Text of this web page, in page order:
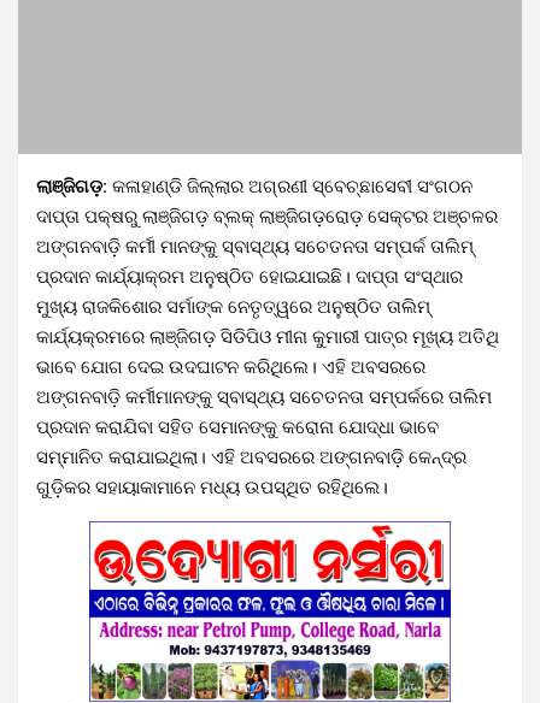
ଲାଞ୍ଜିଗଡ଼: କଳାହାଣ୍ଡି ଜିଲ୍ଲାର ଅଗ୍ରଣୀ ସ୍ବେଚ୍ଛାସେବୀ ସଂଗଠନ
ଦାପ୍ତା ପକ୍ଷରୁ ଲାଞ୍ଜିଗଡ଼ ବ୍ଲକ୍ ଲାଞ୍ଜିଗଡ଼ରୋଡ଼ ସେକ୍ଟର ଅଞ୍ଚଳର
ଅଙ୍ଗନବାଡ଼ି କର୍ମୀ ମାନଙ୍କୁ ସ୍ବାସ୍ଥ୍ୟ ସଚେତନତା ସମ୍ପର୍କ ତାଲିମ୍
ପ୍ରଦାନ କାର୍ଯ୍ୟାକ୍ରମ ଅନୁଷ୍ଠିତ ହୋଇଯାଇଛି। ଦାପ୍ତା ସଂସ୍ଥାର
ମୁଖ୍ୟ ରାଜକିଶୋର ସର୍ମାଙ୍କ ନେତୃତ୍ୱରେ ଅନୁଷ୍ଠିତ ତାଲିମ୍
କାର୍ଯ୍ୟକ୍ରମରେ ଲାଞ୍ଜିଗଡ଼ ସିଡିପିଓ ମୀନା କୁମାରୀ ପାତ୍ର ମୂଖ୍ୟ ଅତିଥି
ଭାବେ ଯୋଗ ଦେଇ ଉଦଘାଟନ କରିଥିଲେ। ଏହି ଅବସରରେ
ଅଙ୍ଗନବାଡ଼ି କର୍ମୀମାନଙ୍କୁ ସ୍ବାସ୍ଥ୍ୟ ସଚେତନତା ସମ୍ପର୍କରେ ତାଲିମ
ପ୍ରଦାନ କରାଯିବା ସହିତ ସେମାନଙ୍କୁ କରୋନା ଯୋଦ୍ଧା ଭାବେ
ସମ୍ମାନିତ କରାଯାଇଥିଲା। ଏହି ଅବସରରେ ଅଙ୍ଗନବାଡ଼ି କେନ୍ଦ୍ର
ଗୁଡ଼ିକର ସହାୟାକାମାନେ ମଧ୍ୟ ଉପସ୍ଥିତ ରହିଥିଲେ।